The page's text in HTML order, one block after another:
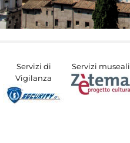
Servizi di
Vigilanza
Servizi museali